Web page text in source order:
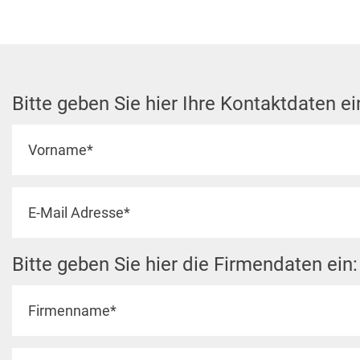
Bitte geben Sie hier Ihre Kontaktdaten
Bitte geben Sie hier die Firmendaten ein: